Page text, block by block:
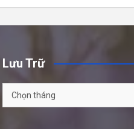
Lưu Trữ
Lưu
Trữ